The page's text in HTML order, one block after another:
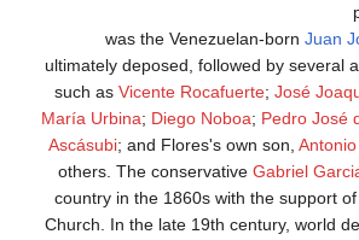
was the Venezuelan-
ultimately deposed, followed
such asVicente Rocafuerte;
María Urbina;Diego Noboa;
Ascásubi; and Flores's own
others. The conservative
country in the 1860s with
Church. In the late 19th